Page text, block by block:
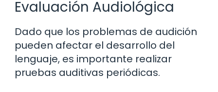
Evaluación Audiológica
Dado que los problemas de audición
pueden afectar el desarrollo del
lenguaje, es importante realizar
pruebas auditivas periódicas.